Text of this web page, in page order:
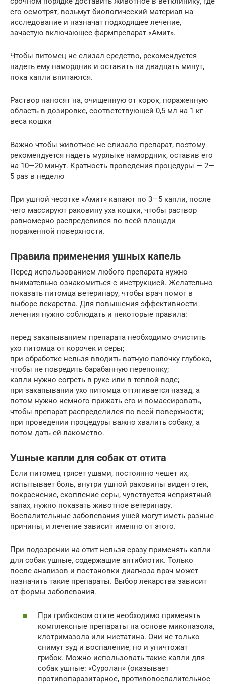
его осмотрят, возьмут биологический материал на
исследование и назначат подходящее лечение,
зачастую включающее фармпрепарат «Амит».
Чтобы питомец не слизал средство, рекомендуется
надеть ему намордник и оставить на двадцать минут,
пока капли впитаются.
Раствор наносят на, очищенную от корок, пораженную
область в дозировке, соответствующей 0,5 мл на 1 кг
веса кошки
Важно чтобы животное не слизало препарат, поэтому
рекомендуется надеть мурлыке намордник, оставив его
на 10—20 минут. Кратность проведения процедуры — 2—
5 раз в неделю
При ушной чесотке «Амит» капают по 3—5 капли, после
чего массируют раковину уха кошки, чтобы раствор
равномерно распределился по всей площади
пораженной поверхности.
Правила применения ушных капель
Перед использованием любого препарата нужно
внимательно ознакомиться с инструкцией. Желательно
показать питомца ветеринару, чтобы врач помог в
выборе лекарства. Для повышения эффективности
лечения нужно соблюдать и некоторые правила:
перед закапыванием препарата необходимо очистить
ухо питомца от корочек и серы;
при обработке нельзя вводить ватную палочку глубоко,
чтобы не повредить барабанную перепонку;
капли нужно согреть в руке или в теплой воде;
при закапывании ухо питомца оттягивается назад, а
потом нужно немного прижать его и помассировать,
чтобы препарат распределился по всей поверхности;
при проведении процедуры важно хвалить собаку, а
потом дать ей лакомство.
Ушные капли для собак от отита
Если питомец трясет ушами, постоянно чешет их,
испытывает боль, внутри ушной раковины виден отек,
покраснение, скопление серы, чувствуется неприятный
запах, нужно показать животное ветеринару.
Воспалительные заболевания ушей могут иметь разные
причины, и лечение зависит именно от этого.
При подозрении на отит нельзя сразу применять капли
для собак ушные, содержащие антибиотик. Только
после анализов и постановки диагноза врач может
назначить такие препараты. Выбор лекарства зависит
от формы заболевания.
При грибковом отите необходимо применять
комплексные препараты на основе миконазола,
клотримазола или нистатина. Они не только
снимут зуд и воспаление, но и уничтожат
грибок. Можно использовать такие капли для
собак ушные: «Суролан» (оказывает
противопаразитарное, противовоспалительное